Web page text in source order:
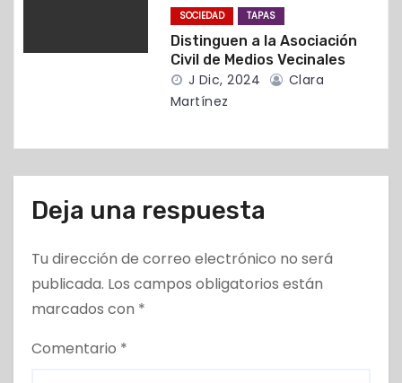
a
SOCIEDAD
TAPAS
Distinguen a la Asociación
Civil de Medios Vecinales
J Dic, 2024
Clara
Martínez
Deja una respuesta
Tu dirección de correo electrónico no será
publicada. Los campos obligatorios están
marcados con *
Comentario *